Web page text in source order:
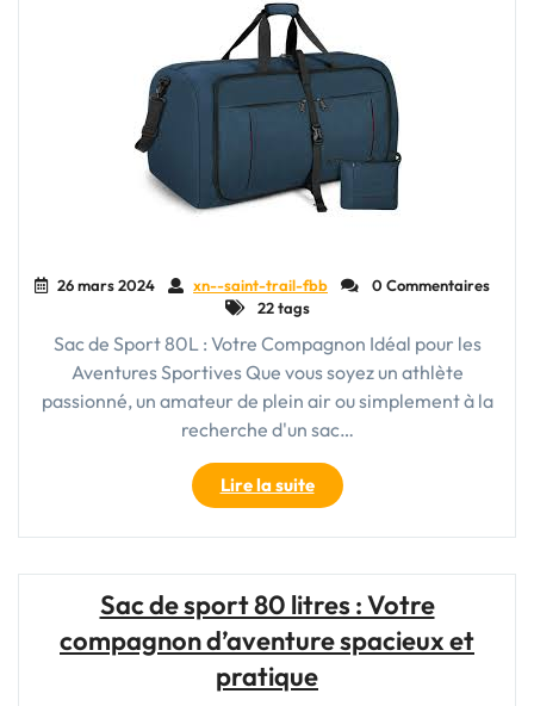
26 mars 2024 xn--saint-trail-fbb
0 Commentaires
22 tags
Sac de Sport 80L : Votre Compagnon Idéal pour les
Aventures Sportives Que vous soyez un athlète
passionné, un amateur de plein air ou simplement à la
recherche d'un sac…
Lire la suite"Découvrez
le
Sac
80L
:
Votre
Allié
Sac de sport 80 litres : Votre
compagnon d’aventure spacieux et
pratique